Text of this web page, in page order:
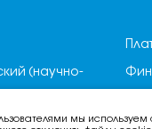
(научно-
мы